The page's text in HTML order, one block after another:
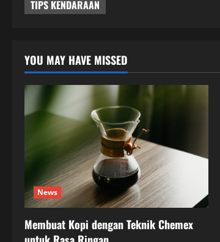
TIPS KENDARAAN
YOU MAY HAVE MISSED
News
Membuat Kopi dengan Teknik Chemex